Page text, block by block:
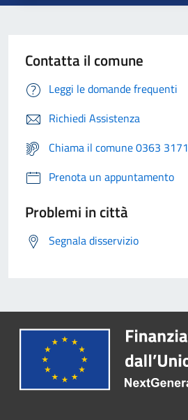
Contatta il comune
Leggi le domande frequenti
Richiedi Assistenza
Chiama il comune 0363 3171
Prenota un appuntamento
Problemi in città
Segnala disservizio